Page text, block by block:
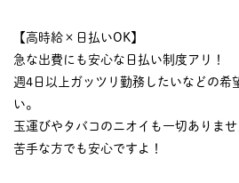
【高時給×日払いOK】
急な出費にも安心な日払い制度アリ！
週4日以上ガッツリ勤務したいなどの希
い。
玉運びやタバコのニオイも一切ありま
苦手な方でも安心ですよ！